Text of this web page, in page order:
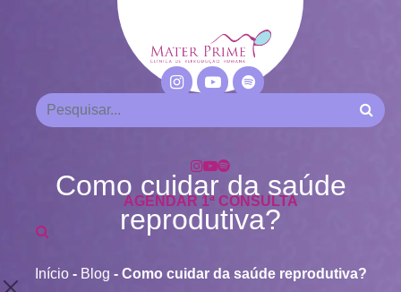
AGENDAR 1ª CONSULTA
Como cuidar da saúde
reprodutiva?
Início- Blog - Como cuidar da saúde reprodutiva?